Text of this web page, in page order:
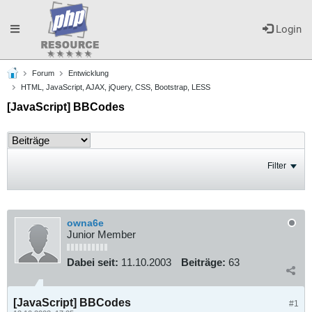
Login
Toggle
navigation
Forum
Entwicklung
HTML, JavaScript, AJAX, jQuery, CSS, Bootstrap, LESS
[JavaScript] BBCodes
Filter
owna6e
Junior Member
Dabei seit: 11.10.2003 Beiträge: 63
#1
[JavaScript] BBCodes